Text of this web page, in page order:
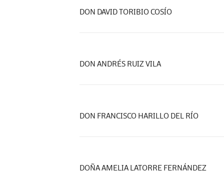
DON DAVID TORIBIO COSÍO
DON ANDRÉS RUIZ VILA
DON FRANCISCO HARILLO DEL RÍO
DOÑA AMELIA LATORRE FERNÁNDEZ